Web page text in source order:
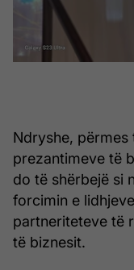
Ndryshe,
prezantimeve të
do të shërbejë si
forcimin e
partneriteteve të
të biznesit.